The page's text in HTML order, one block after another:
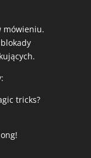
mówieniu.
tricks?